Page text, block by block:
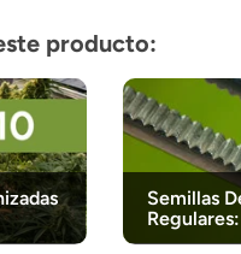
producto:
Semillas